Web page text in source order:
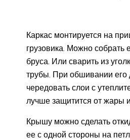
Каркас монтируется на
грузовика. Можно собрать
бруса. Или сварить из
трубы. При обшивании
чередовать слои с
лучше защитится от жары
Крышу можно сделать
ее с одной стороны на